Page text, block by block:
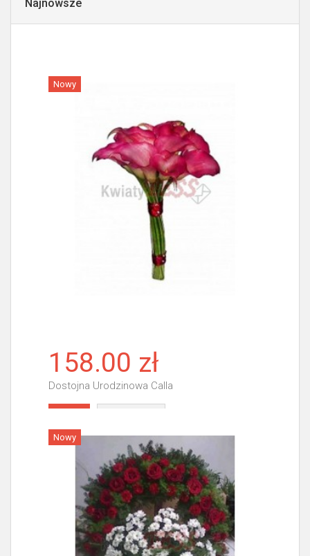
Najnowsze
Nowy
158.00 zł
Dostojna Urodzinowa Calla
Nowy